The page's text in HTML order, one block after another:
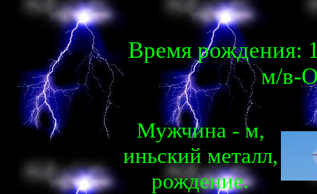
Время рождения:
м/в-
Мужчина - м,
иньcкий металл,
рождениe.